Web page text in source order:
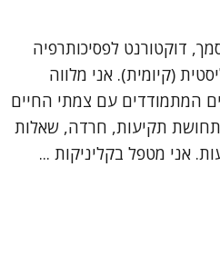
דוקטורנט לפסיכותרפיה
(קיומית). אני מלווה
המתמודדים עם צמתי החיים
תחושת תקיעות, חרדה, שאלות
אני מטפל בקליניקות ...